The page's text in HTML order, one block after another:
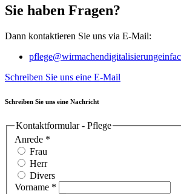
Sie haben Fragen?
Dann kontaktieren Sie uns via E-Mail:
Schreiben Sie uns eine E-Mail
Schreiben Sie uns eine Nachricht
Kontaktformular - Pflege
Anrede *
Frau
Herr
Divers
Vorname *